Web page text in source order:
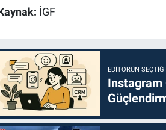
İGF
EDITÖRÜN SEÇTIĞI